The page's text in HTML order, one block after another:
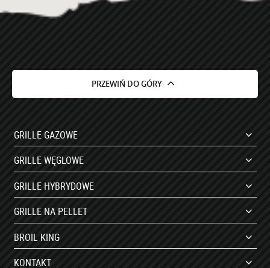
PRZEWIŃ DO GÓRY
GRILLE GAZOWE
GRILLE WĘGLOWE
GRILLE HYBRYDOWE
GRILLE NA PELLET
BROIL KING
KONTAKT